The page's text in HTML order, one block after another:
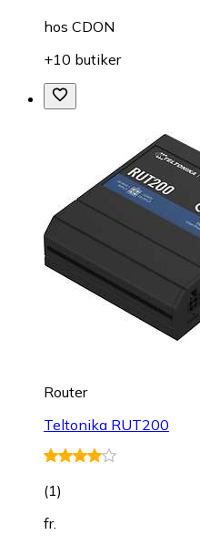
hos CDON
+10 butiker
Router
Teltonika RUT200
(1)
fr.